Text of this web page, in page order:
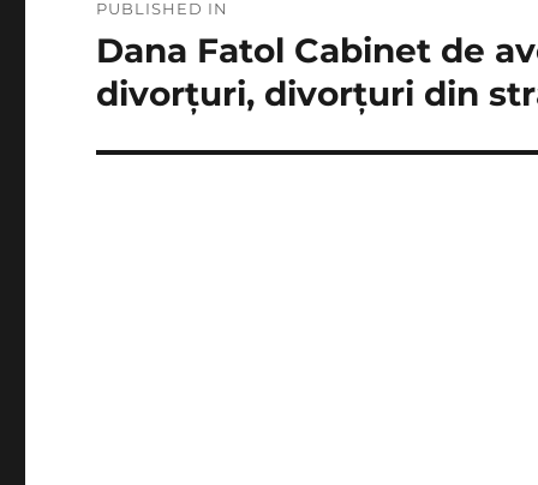
navigation
PUBLISHED IN
Dana Fatol Cabinet de
divorțuri, divorțuri din